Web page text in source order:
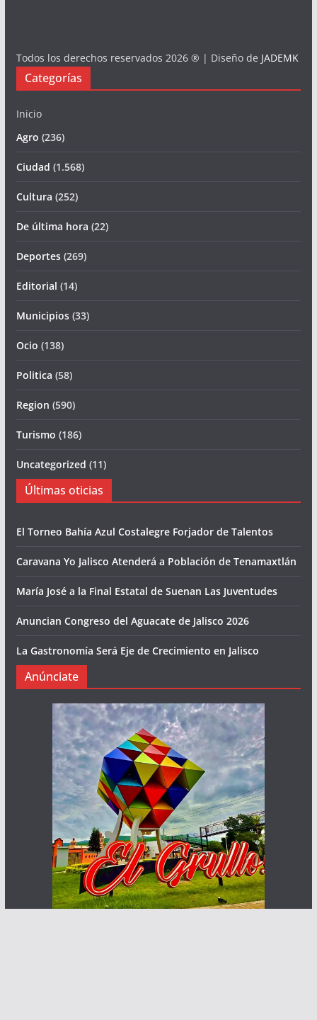
Todos los derechos reservados 2026 ® | Diseño de JADEMK
Categorías
Inicio
Agro (236)
Ciudad (1.568)
Cultura (252)
De última hora (22)
Deportes(269)
Editorial (14)
Municipios(33)
Ocio (138)
Politica (58)
Region (590)
Turismo (186)
Uncategorized (11)
Últimas oticias
El Torneo Bahía Azul Costalegre Forjador de Talentos
Caravana Yo Jalisco Atenderá a Población de Tenamaxtlán
María José a la Final Estatal de Suenan Las Juventudes
Anuncian Congreso del Aguacate de Jalisco 2026
La Gastronomía Será Eje de Crecimiento en Jalisco
Anúnciate